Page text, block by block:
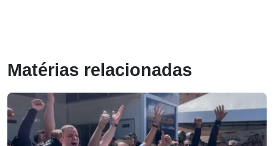
Matérias relacionadas